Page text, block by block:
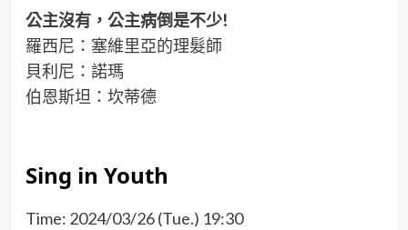
公主沒有，公主病倒是不少!
羅西尼：塞維里亞的理髮師
貝利尼：諾瑪
伯恩斯坦：坎蒂德
Sing in Youth
Time: 2024/03/26 (Tue.) 19:30